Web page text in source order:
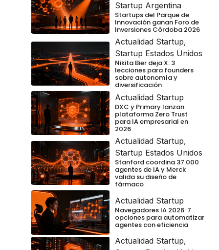
Startup Argentina
Startups del Parque de
Innovación ganan Foro de
Inversiones Córdoba 2026
Actualidad Startup,
Startup Estados Unidos
Nikita Bier deja X: 3
lecciones para founders
sobre autonomía y
diversificación
Actualidad Startup
DXC y Primary lanzan
plataforma Zero Trust
para IA empresarial en
2026
Actualidad Startup,
Startup Estados Unidos
Stanford coordina 37.000
agentes de IA y Merck
valida su diseño de
fármaco
Actualidad Startup
Navegadores IA 2026: 7
opciones para automatizar
agentes con eficiencia
Actualidad Startup,